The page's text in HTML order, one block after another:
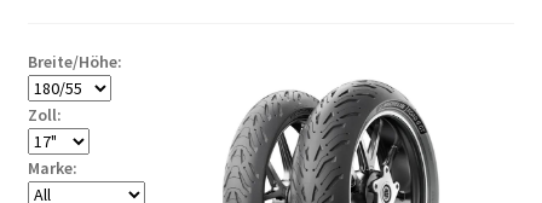
Breite/Höhe:
Zoll:
Marke: